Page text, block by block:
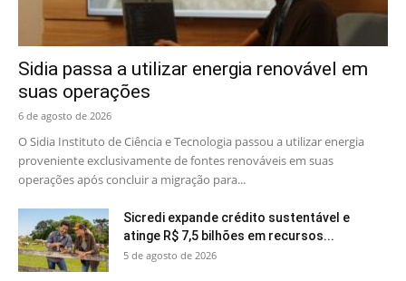
Sidia passa a utilizar energia renovável em
suas operações
6 de agosto de 2026
O Sidia Instituto de Ciência e Tecnologia passou a utilizar energia
proveniente exclusivamente de fontes renováveis em suas
operações após concluir a migração para...
Sicredi expande crédito sustentável e
atinge R$ 7,5 bilhões em recursos...
5 de agosto de 2026